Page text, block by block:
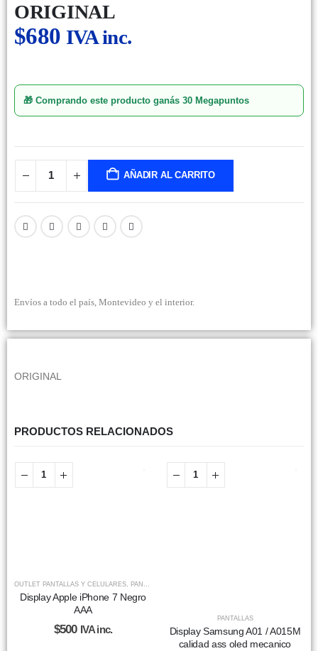
ORIGINAL
$680 IVA inc.
🎁 Comprando este producto ganás 30 Megapuntos
AÑADIR AL CARRITO
Envíos a todo el país, Montevideo y el interior.
ORIGINAL
PRODUCTOS RELACIONADOS
OUTLET PANTALLAS Y CELULARES PANTALLAS
Display Apple iPhone 7 Negro
AAA
$500 IVA inc.
PANTALLAS
Display Samsung A01 / A015M
calidad ass oled mecanico